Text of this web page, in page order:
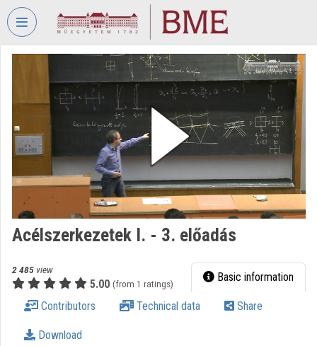
Skip header Skip menu
TORIUM
BUDAPEST
OF
TECHNOLOGY
ECONOMICS
Organization home
Log In
Organization discovery
Categories
Organization playlists
Acélszerkezetek I. - 3. előadás
2 485 view
5.00 (from 1 ratings) Basic information
Contributors Technical data Share
Download